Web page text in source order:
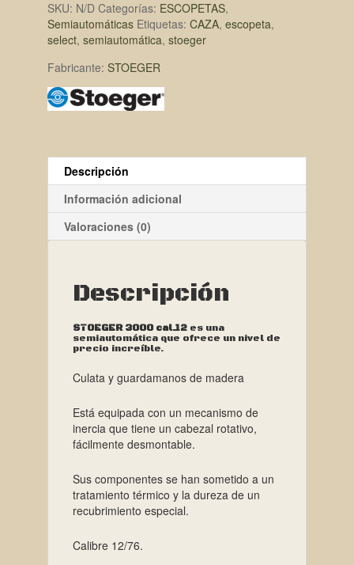
SKU: N/D Categorías: ESCOPETAS,
Semiautomáticas Etiquetas: CAZA, escopeta,
select, semiautomática, stoeger
Fabricante: STOEGER
Descripción
Información adicional
Valoraciones (0)
Descripción
STOEGER 3000 cal.12es una
semiautomática que ofrece un nivel de
precio increíble.
Culata y guardamanos de madera
Está equipada con un mecanismo de
inercia que tiene un cabezal rotativo,
fácilmente desmontable.
Sus componentes se han sometido a un
tratamiento térmico y la dureza de un
recubrimiento especial.
Calibre 12/76.